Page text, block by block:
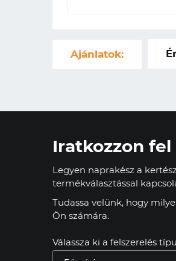
Ajánlatok:
Iratkozzon
Legyen naprakész a
termékválasztással
Tudassa velünk, hogy
Ön számára.
Válassza ki a felszerelés